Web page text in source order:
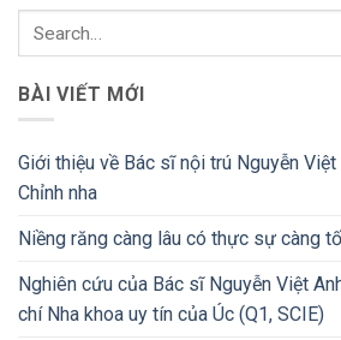
BÀI VIẾT MỚI
Giới thiệu về Bác sĩ nội trú Nguyễn
Chỉnh nha
Niềng răng càng lâu có thực sự càng
Nghiên cứu của Bác sĩ Nguyễn Việt
chí Nha khoa uy tín của Úc (Q1, SCIE)